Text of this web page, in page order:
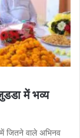
में भव्य
जितने वाले अभिनव